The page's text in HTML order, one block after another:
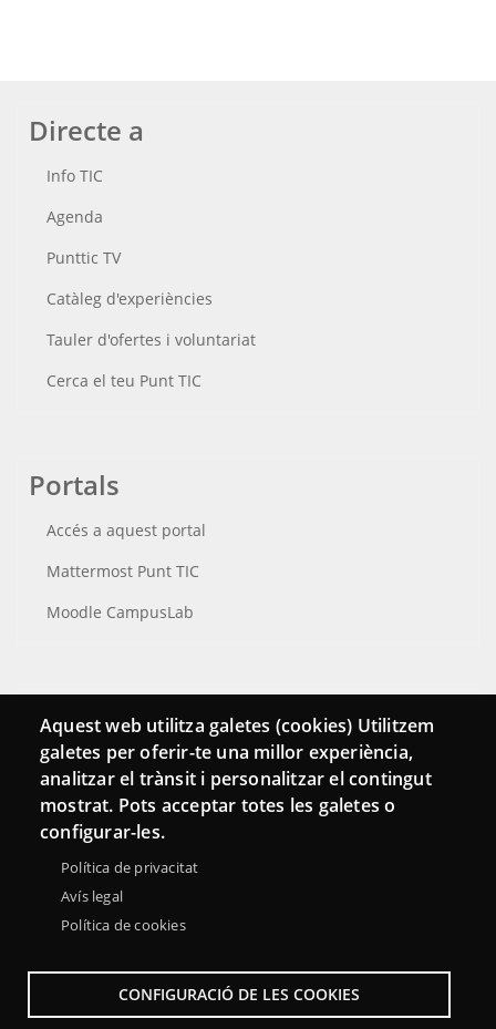
Directe a
Info TIC
Agenda
Punttic TV
Catàleg d'experiències
Tauler d'ofertes i voluntariat
Cerca el teu Punt TIC
Portals
Accés a aquest portal
Mattermost Punt TIC
Moodle CampusLab
Connecta
Bustia de contacte
Butlletins
Aquest web utilitza galetes (cookies) Utilitzem
galetes per oferir-te una millor experiència,
analitzar el trànsit i personalitzar el contingut
mostrat. Pots acceptar totes les galetes o
configurar-les.
Política de privacitat
Avís legal
Política de cookies
CONFIGURACIÓ DE LES COOKIES